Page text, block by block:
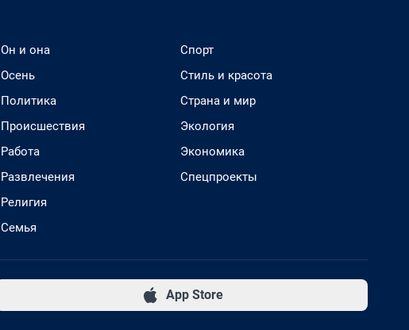
Он и она
Осень
Политика
Происшествия
Работа
Развлечения
Религия
Семья
Спорт
Стиль и красота
Страна и мир
Экология
Экономика
Спецпроекты
App Store